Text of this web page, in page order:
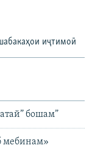
иҷтимоӣ
бошам”
мебинам»